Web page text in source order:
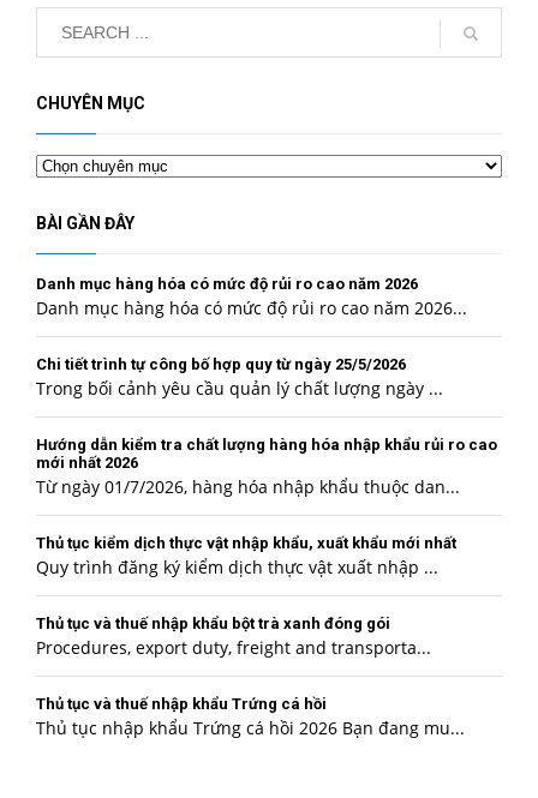
CHUYÊN MỤC
Chuyên
mục
BÀI GẦN ĐÂY
Danh mục hàng hóa có mức độ rủi ro cao năm 2026
Danh mục hàng hóa có mức độ rủi ro cao năm 2026...
Chi tiết trình tự công bố hợp quy từ ngày 25/5/2026
Trong bối cảnh yêu cầu quản lý chất lượng ngày ...
Hướng dẫn kiểm tra chất lượng hàng hóa nhập khẩu rủi ro cao
mới nhất 2026
Từ ngày 01/7/2026, hàng hóa nhập khẩu thuộc dan...
Thủ tục kiểm dịch thực vật nhập khẩu, xuất khẩu mới nhất
Quy trình đăng ký kiểm dịch thực vật xuất nhập ...
Thủ tục và thuế nhập khẩu bột trà xanh đóng gói
Procedures, export duty, freight and transporta...
Thủ tục và thuế nhập khẩu Trứng cá hồi
Thủ tục nhập khẩu Trứng cá hồi 2026 Bạn đang mu...